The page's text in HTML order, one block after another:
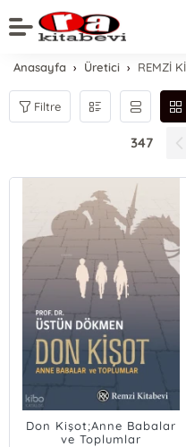
Anasayfa Üretici REMZİ
Filtre
347
Don Kişot;Anne Babalar
ve Toplumlar